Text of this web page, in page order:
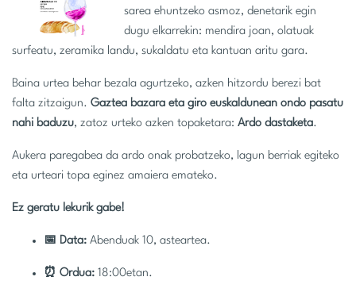
sarea ehuntzeko asmoz, denetarik egin
dugu elkarrekin: mendira joan, olatuak
surfeatu, zeramika landu, sukaldatu eta kantuan aritu gara.
Baina urtea behar bezala agurtzeko, azken hitzordu berezi bat
falta zitzaigun. Gaztea bazara eta giro euskaldunean ondo pasatu
nahi baduzu, zatoz urteko azken topaketara: Ardo dastaketa.
Aukera paregabea da ardo onak probatzeko, lagun berriak egiteko
eta urteari topa eginez amaiera emateko.
Ez geratu lekurik gabe!
📅 Data: Abenduak 10, asteartea.
⏰ Ordua: 18:00etan.